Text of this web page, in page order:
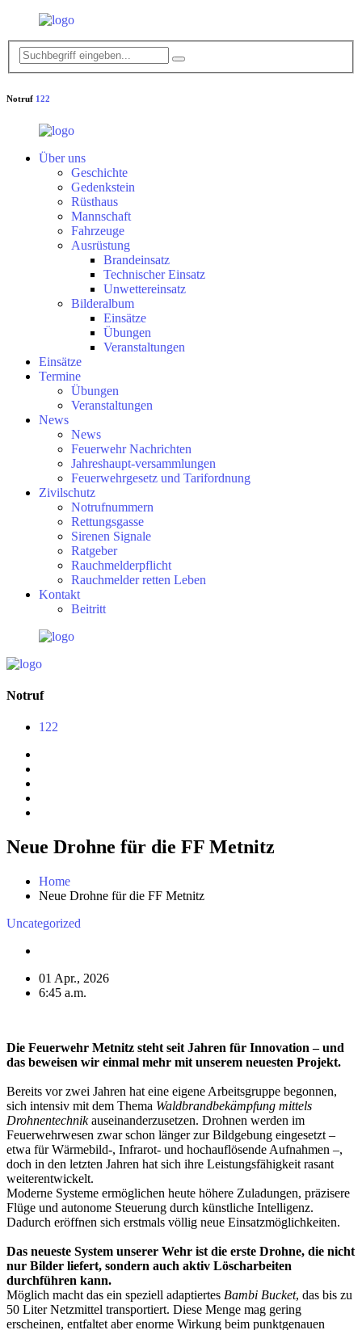
Notruf 122
Über uns
Geschichte
Gedenkstein
Rüsthaus
Mannschaft
Fahrzeuge
Ausrüstung
Brandeinsatz
Technischer Einsatz
Unwettereinsatz
Bilderalbum
Einsätze
Übungen
Veranstaltungen
Einsätze
Termine
Übungen
Veranstaltungen
News
News
Feuerwehr Nachrichten
Jahreshaupt-versammlungen
Feuerwehrgesetz und Tarifordnung
Zivilschutz
Notrufnummern
Rettungsgasse
Sirenen Signale
Ratgeber
Rauchmelderpflicht
Rauchmelder retten Leben
Kontakt
Beitritt
Notruf
122
Neue Drohne für die FF Metnitz
Home
Neue Drohne für die FF Metnitz
Uncategorized
01 Apr., 2026
6:45 a.m.
Die Feuerwehr Metnitz steht seit Jahren für Innovation – und
das beweisen wir einmal mehr mit unserem neuesten Projekt.
Bereits vor zwei Jahren hat eine eigene Arbeitsgruppe begonnen,
sich intensiv mit dem Thema Waldbrandbekämpfung mittels
Drohnentechnikauseinanderzusetzen. Drohnen werden im
Feuerwehrwesen zwar schon länger zur Bildgebung eingesetzt –
etwa für Wärmebild-, Infrarot- und hochauflösende Aufnahmen –,
doch in den letzten Jahren hat sich ihre Leistungsfähigkeit rasant
weiterentwickelt.
Moderne Systeme ermöglichen heute höhere Zuladungen, präzisere
Flüge und autonome Steuerung durch künstliche Intelligenz.
Dadurch eröffnen sich erstmals völlig neue Einsatzmöglichkeiten.
Das neueste System unserer Wehr ist die erste Drohne, die nicht
nur Bilder liefert, sondern auch aktiv Löscharbeiten
durchführen kann.
Möglich macht das ein speziell adaptiertes Bambi Bucket, das bis zu
50 Liter Netzmittel transportiert. Diese Menge mag gering
erscheinen, entfaltet aber enorme Wirkung beim punktgenauen